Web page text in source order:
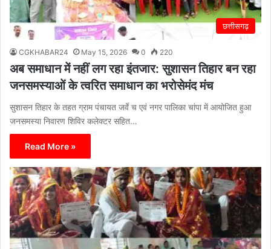
छत्तीसगढ़
CGKHABAR24 May 15, 2026 0 220
अब समाधान में नहीं लग रहा इंतजार: सुशासन तिहार बन रहा
जनसमस्याओं के त्वरित समाधान का भरोसेमंद मंच
सुशासन तिहार के तहत ग्राम पंचायत जर्वे च एवं नगर पालिका चांपा में आयोजित हुआ
जनसमस्या निवारण शिविर कलेक्टर सहित…
Read More »